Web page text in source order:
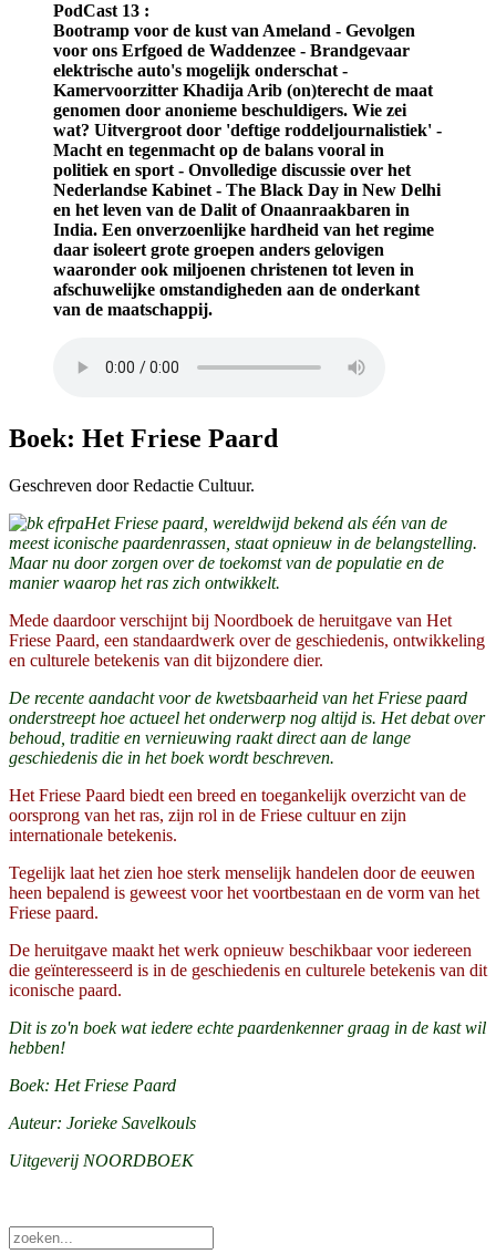
PodCast 13 :
Bootramp voor de kust van Ameland - Gevolgen
voor ons Erfgoed de Waddenzee - Brandgevaar
elektrische auto's mogelijk onderschat -
Kamervoorzitter Khadija Arib (on)terecht de maat
genomen door anonieme beschuldigers. Wie zei
wat? Uitvergroot door 'deftige roddeljournalistiek' -
Macht en tegenmacht op de balans vooral in
politiek en sport - Onvolledige discussie over het
Nederlandse Kabinet - The Black Day in New Delhi
en het leven van de Dalit of Onaanraakbaren in
India. Een onverzoenlijke hardheid van het regime
daar isoleert grote groepen anders gelovigen
waaronder ook miljoenen christenen tot leven in
afschuwelijke omstandigheden aan de onderkant
van de maatschappij.
Boek: Het Friese Paard
Geschreven door Redactie Cultuur.
Het Friese paard, wereldwijd bekend als één van de
meest iconische paardenrassen, staat opnieuw in de belangstelling.
Maar nu door zorgen over de toekomst van de populatie en de
manier waarop het ras zich ontwikkelt.
Mede daardoor verschijnt bij Noordboek de heruitgave van Het
Friese Paard, een standaardwerk over de geschiedenis, ontwikkeling
en culturele betekenis van dit bijzondere dier.
De recente aandacht voor de kwetsbaarheid van het Friese paard
onderstreept hoe actueel het onderwerp nog altijd is. Het debat over
behoud, traditie en vernieuwing raakt direct aan de lange
geschiedenis die in het boek wordt beschreven.
Het Friese Paard biedt een breed en toegankelijk overzicht van de
oorsprong van het ras, zijn rol in de Friese cultuur en zijn
internationale betekenis.
Tegelijk laat het zien hoe sterk menselijk handelen door de eeuwen
heen bepalend is geweest voor het voortbestaan en de vorm van het
Friese paard.
De heruitgave maakt het werk opnieuw beschikbaar voor iedereen
die geïnteresseerd is in de geschiedenis en culturele betekenis van dit
iconische paard.
Dit is zo'n boek wat iedere echte paardenkenner graag in de kast wil
hebben!
Boek: Het Friese Paard
Auteur: Jorieke Savelkouls
Uitgeverij NOORDBOEK